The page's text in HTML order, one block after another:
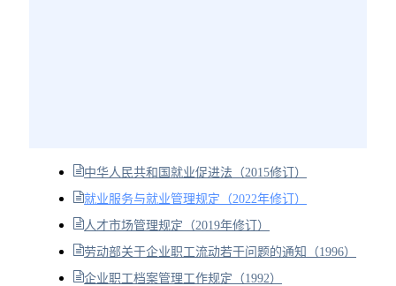
中华人民共和国就业促进法（2015修订）
就业服务与就业管理规定（2022年修订）
人才市场管理规定（2019年修订）
劳动部关于企业职工流动若干问题的通知（1996）
企业职工档案管理工作规定（1992）